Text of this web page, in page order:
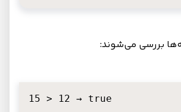
15 > 12 → true